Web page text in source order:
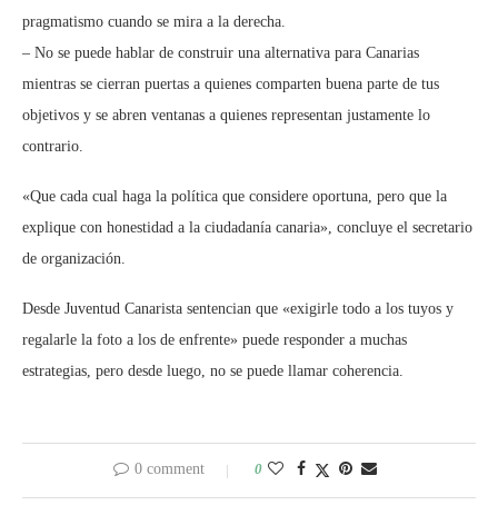
pragmatismo cuando se mira a la derecha.
– No se puede hablar de construir una alternativa para Canarias
mientras se cierran puertas a quienes comparten buena parte de tus
objetivos y se abren ventanas a quienes representan justamente lo
contrario.
«Que cada cual haga la política que considere oportuna, pero que la
explique con honestidad a la ciudadanía canaria», concluye el secretario
de organización.
Desde Juventud Canarista sentencian que «exigirle todo a los tuyos y
regalarle la foto a los de enfrente» puede responder a muchas
estrategias, pero desde luego, no se puede llamar coherencia.
0 comment 0